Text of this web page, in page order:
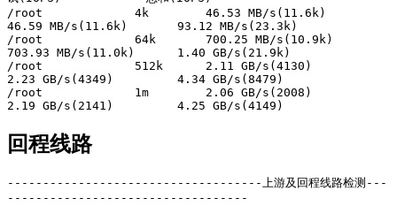
/root             4k        46.53 MB/s(11.6k)
46.59 MB/s(11.6k)       93.12 MB/s(23.3k)
/root             64k       700.25 MB/s(10.9k)
703.93 MB/s(11.0k)      1.40 GB/s(21.9k)
/root             512k      2.11 GB/s(4130)
2.23 GB/s(4349)         4.34 GB/s(8479)
/root             1m        2.06 GB/s(2008)
2.19 GB/s(2141)         4.25 GB/s(4149)
回程线路
------------------------------------上游及回程线路检测---
----------------------------------